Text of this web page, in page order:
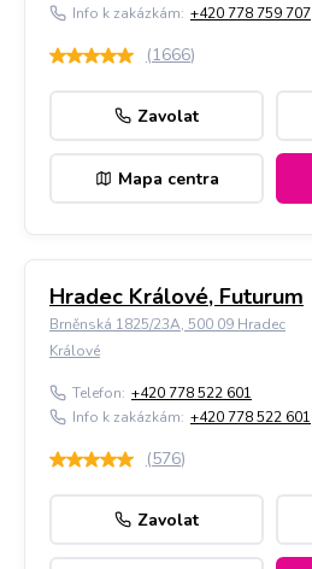
Info k zakázkám: +420 778 759 707
(1666)
Zavolat
Mapa centra
Hradec Králové, Futurum
Brněnská 1825/23A, 500 09 Hradec
Králové
Telefon: +420 778 522 601
Info k zakázkám: +420 778 522 601
(576)
Zavolat